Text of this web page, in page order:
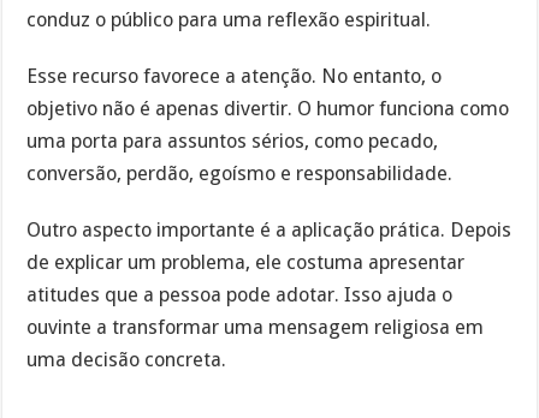
conduz o público para uma reflexão espiritual.
Esse recurso favorece a atenção. No entanto, o
objetivo não é apenas divertir. O humor funciona como
uma porta para assuntos sérios, como pecado,
conversão, perdão, egoísmo e responsabilidade.
Outro aspecto importante é a aplicação prática. Depois
de explicar um problema, ele costuma apresentar
atitudes que a pessoa pode adotar. Isso ajuda o
ouvinte a transformar uma mensagem religiosa em
uma decisão concreta.